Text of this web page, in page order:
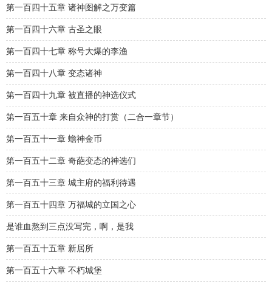
第一百四十五章 诸神图解之万变篇
第一百四十六章 古圣之眼
第一百四十七章 称号大爆的李渔
第一百四十八章 变态诸神
第一百四十九章 被直播的神选仪式
第一百五十章 来自众神的打赏（二合一章节）
第一百五十一章 蟾神金币
第一百五十二章 奇葩变态的神选们
第一百五十三章 城主府的福利待遇
第一百五十四章 万福城的立国之心
是谁血熬到三点没写完，啊，是我
第一百五十五章 新居所
第一百五十六章 不朽城堡